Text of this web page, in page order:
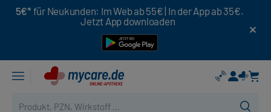
5€* für Neukunden: Im Web ab 55€ | In der App ab 35€.
Jetzt App downloaden